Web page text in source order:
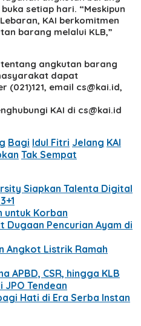
setiap hari. “Meskipun
KAI berkomitmen
barang melalui KLB,”
angkutan barang
dapat
(021)121, email cs@kai.id,
KAI di cs@kai.id
Bagi Idul Fitri Jelang KAI
Tak Sempat
Siapkan Talenta Digital
untuk Korban
Dugaan Pencurian Ayam di
Angkot Listrik Ramah
APBD, CSR, hingga KLB
JPO Tendean
Hati di Era Serba Instan